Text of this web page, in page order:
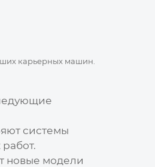
карьерных машин
системы
новые модели